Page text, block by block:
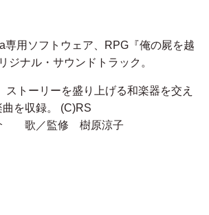
専用ソフトウェア、RPG『俺の屍を越
ジナル・サウンドトラック。
ストーリーを盛り上げる和楽器を交え
を収録。 (C)RS
歌／監修 樹原涼子